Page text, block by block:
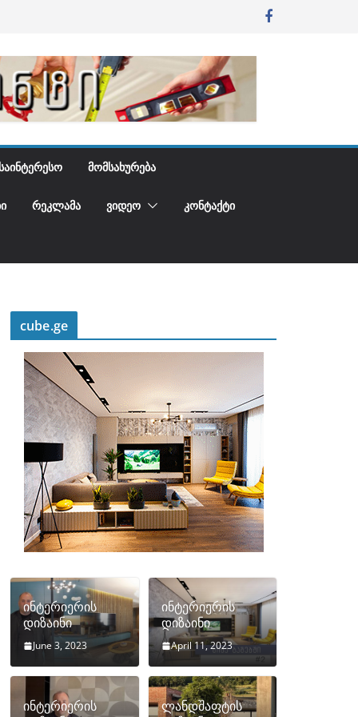
ᲡᲐᲘᲜᲢᲔᲠᲔᲡᲝ ᲛᲝᲛᲡᲐᲮᲣᲠᲔᲑᲐ
ᲠᲔᲙᲚᲐᲛᲐ ᲕᲘᲓᲔᲝ ᲙᲝᲜᲢᲐᲥᲢᲘ
cube.ge
ინტერიერის
დიზაინი
June 3, 2023
ინტერიერის
დიზაინი
April 11, 2023
ინტერიერის
ლანდშაფტის